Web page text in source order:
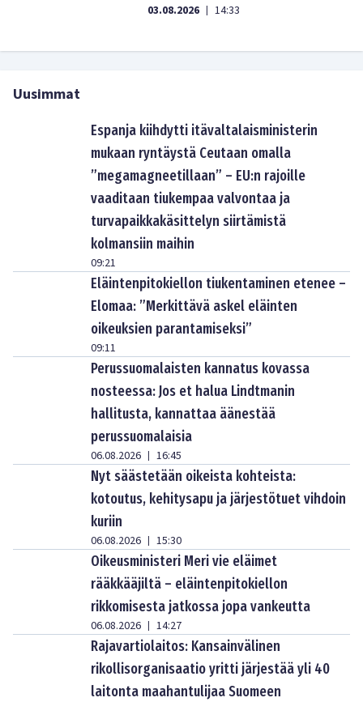
03.08.2026 | 14:33
Uusimmat
Espanja kiihdytti itävaltalaisministerin
mukaan ryntäystä Ceutaan omalla
”megamagneetillaan” – EU:n rajoille
vaaditaan tiukempaa valvontaa ja
turvapaikkakäsittelyn siirtämistä
kolmansiin maihin
09:21
Eläintenpitokiellon tiukentaminen etenee –
Elomaa: ”Merkittävä askel eläinten
oikeuksien parantamiseksi”
09:11
Perussuomalaisten kannatus kovassa
nosteessa: Jos et halua Lindtmanin
hallitusta, kannattaa äänestää
perussuomalaisia
06.08.2026 | 16:45
Nyt säästetään oikeista kohteista:
kotoutus, kehitysapu ja järjestötuet vihdoin
kuriin
06.08.2026 | 15:30
Oikeusministeri Meri vie eläimet
rääkkääjiltä – eläintenpitokiellon
rikkomisesta jatkossa jopa vankeutta
06.08.2026 | 14:27
Rajavartiolaitos: Kansainvälinen
rikollisorganisaatio yritti järjestää yli 40
laitonta maahantulijaa Suomeen